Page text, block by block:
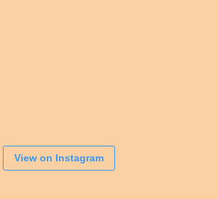
View on Instagram